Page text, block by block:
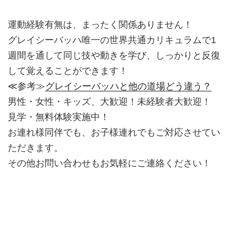
運動経験有無は、まったく関係ありません！
グレイシーバッハ唯一の世界共通カリキュラムで1
週間を通して同じ技や動きを学び、しっかりと反復
して覚えることができます！
≪参考≫グレイシーバッハと他の道場どう違う？
男性・女性・キッズ、大歓迎！未経験者大歓迎！
見学・無料体験実施中！
お連れ様同伴でも、お子様連れでもご対応させてい
ただきます。
その他お問い合わせもお気軽にご連絡ください！